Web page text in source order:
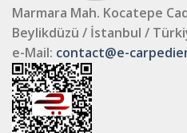
Marmara Mah. Kocatepe
Beylikdüzü / İstanbul /
e-Mail: contact@e-